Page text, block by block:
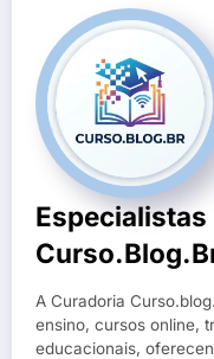
Especialistas
A Curadoria
ensino, cursos online,
educacionais,